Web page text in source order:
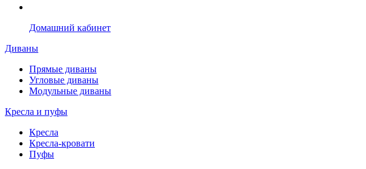
Домашний кабинет
Диваны
Прямые диваны
Угловые диваны
Модульные диваны
Кресла и пуфы
Кресла
Кресла-кровати
Пуфы